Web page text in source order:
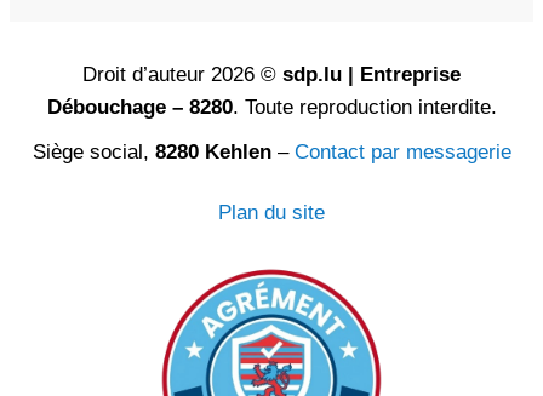
Droit d’auteur 2026 © sdp.lu | Entreprise
Débouchage – 8280. Toute reproduction interdite.
Siège social, 8280 Kehlen– Contact par messagerie
Plan du site